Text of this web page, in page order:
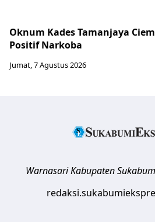
Oknum Kades Tamanjaya
Positif Narkoba
Jumat, 7 Agustus 2026
Warnasari Kabupaten